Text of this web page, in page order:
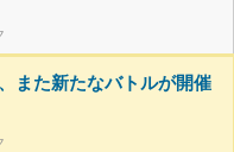
また新たなバトルが開催